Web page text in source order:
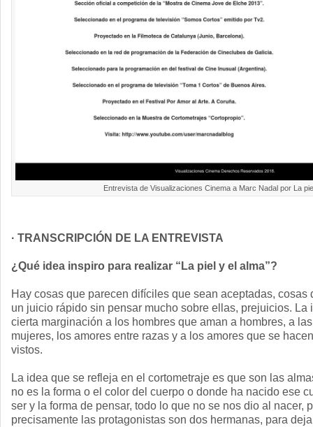
Entrevista de Visualizaciones Cinema a Marc Nadal por La
· TRANSCRIPCIÓN DE LA ENTREVISTA
¿Qué idea inspiro para realizar “La piel y el alma”?
Hay cosas que parecen difíciles que sean aceptadas, cosas
un juicio rápido sin pensar mucho sobre ellas, prejuicios. La
cierta marginación a los hombres que aman a hombres, a
mujeres, los amores entre razas y a los amores que se
vistos.
La idea que se refleja en el cortometraje es que son las
no es la forma o el color del cuerpo o donde ha nacido ese
ser y la forma de pensar, todo lo que no se nos dio al nacer,
precisamente las protagonistas son dos hermanas, para